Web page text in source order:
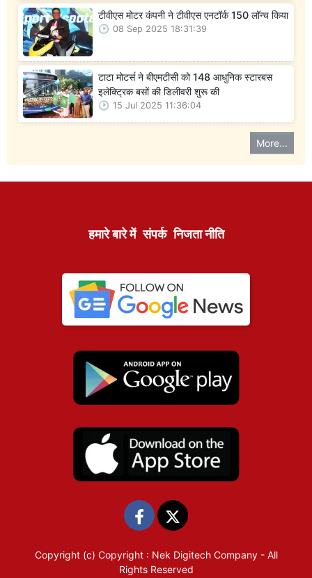
टीवीएस मोटर कंपनी ने टीवीएस एनटॉर्क 150 लॉन्च किया
08 Sep 2025 18:31:39
टाटा मोटर्स ने बीएमटीसी को 148 आधुनिक स्टारबस
इलेक्ट्रिक बसों की डिलीवरी शुरू की
15 Jul 2025 11:36:04
More...
हमारे बारे में संपर्क निजता नीति
Copyright (c) Copyright : Nek Digitech Company- All
Rights Reserved